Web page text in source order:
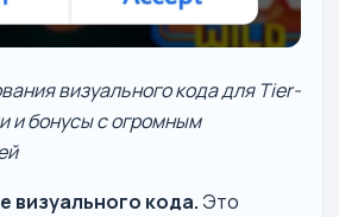
визуального кода для Tier-
и бонусы с огромным
визуального кода. Это